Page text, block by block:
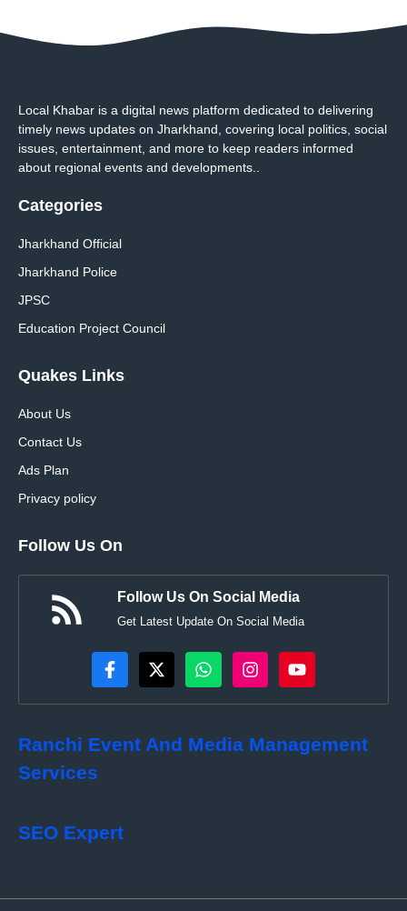
Local Khabar is a digital news platform dedicated to delivering
timely news updates on Jharkhand, covering local politics, social
issues, entertainment, and more to keep readers informed
about regional events and developments..
Categories
Jharkhand Official
Jharkhand Police
JPSC
Education Project Council
Quakes Links
About Us
Contact Us
Ads Plan
Privacy policy
Follow Us On
Follow Us On Social Media
Get Latest Update On Social Media
Ranchi Event And Media Management
Services
SEO Expert